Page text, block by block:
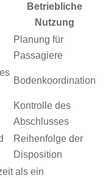
Betriebliche
Nutzung
Planung für
Passagiere
Bodenkoordination
Kontrolle des
Abschlusses
Reihenfolge der
Disposition
als ein